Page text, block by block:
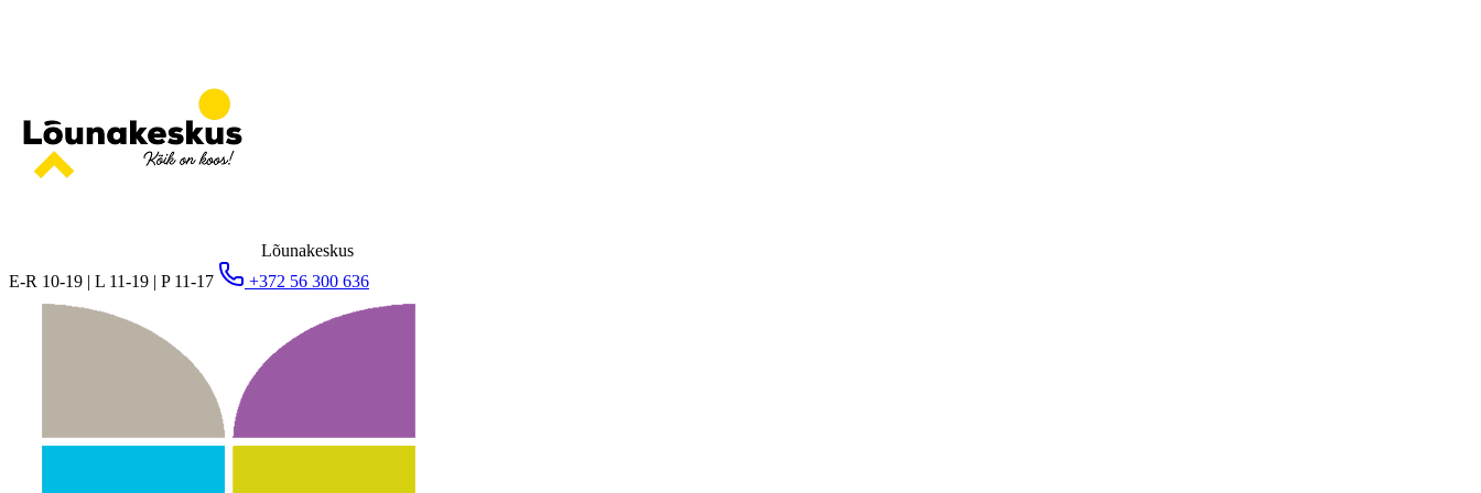
Lõunakeskus
E-R 10-19 | L 11-19 | P 11-17
+372 56 300 636